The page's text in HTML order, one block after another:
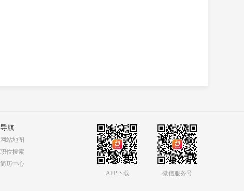
导航
网站地图
职位搜索
简历中心
APP下载
微信服务号